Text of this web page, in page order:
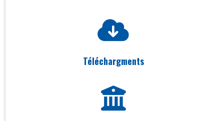
Téléchargments